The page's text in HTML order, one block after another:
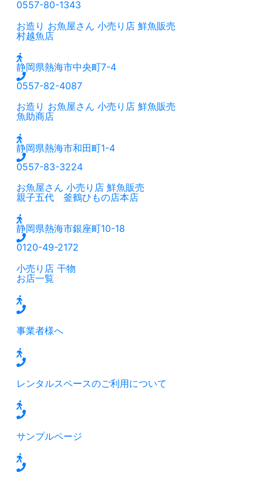
0557-80-1343
お造り お魚屋さん 小売り店 鮮魚販売
村越魚店
静岡県熱海市中央町7-4
0557-82-4087
お造り お魚屋さん 小売り店 鮮魚販売
魚助商店
静岡県熱海市和田町1-4
0557-83-3224
お魚屋さん 小売り店 鮮魚販売
親子五代 釜鶴ひもの店本店
静岡県熱海市銀座町10-18
0120-49-2172
小売り店 干物
お店一覧
事業者様へ
レンタルスペースのご利用について
サンプルページ